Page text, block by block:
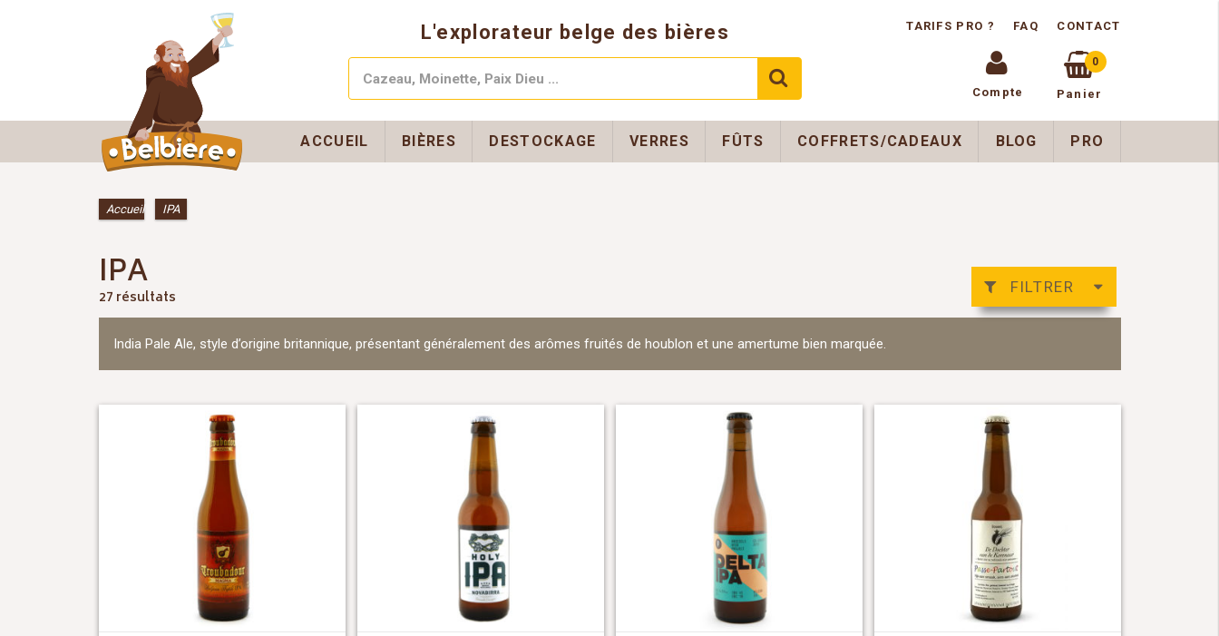
L'explorateur belge des bières TARIFS PRO ? FAQ CONTACT
Compte
0
Panier
ACCUEIL BIÈRES DESTOCKAGE VERRES FÛTS COFFRETS/CADEAUX BLOG PRO
Accueil» IPA
IPA
27 résultats FILTRER
India Pale Ale, style d’origine britannique, présentant généralement des arômes fruités de houblon et une amertume bien marquée.